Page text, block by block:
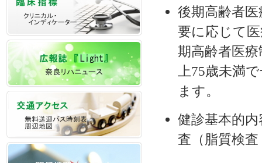
後期高齢者
要に応じて
期高齢者医
上75歳未満
ます。
健診基本的
査（脂質検